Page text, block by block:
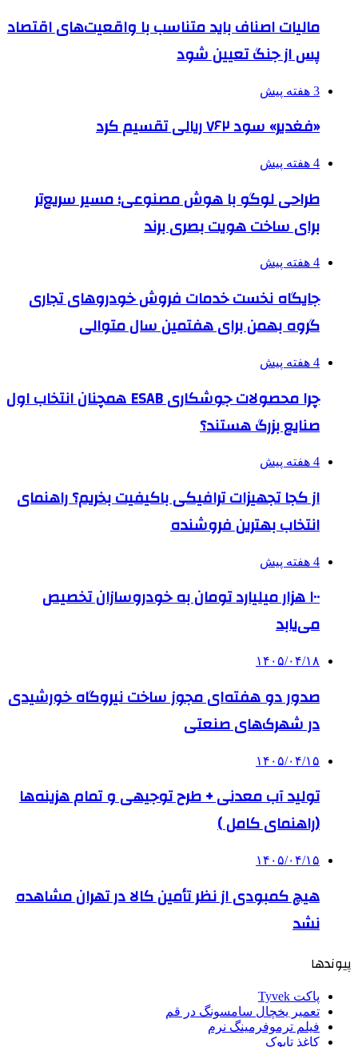
مالیات اصناف باید متناسب با واقعیت‌های اقتصاد
پس از جنگ تعیین شود
3 هفته پیش
«فغدیر» سود ۷۶۲ ریالی تقسیم کرد
4 هفته پیش
طراحی لوگو با هوش مصنوعی؛ مسیر سریع‌تر
برای ساخت هویت بصری برند
4 هفته پیش
جایگاه نخست خدمات فروش خودروهای تجاری
گروه بهمن برای هفتمین سال متوالی
4 هفته پیش
چرا محصولات جوشکاری ESAB همچنان انتخاب اول
صنایع بزرگ هستند؟
4 هفته پیش
از کجا تجهیزات ترافیکی باکیفیت بخریم؟ راهنمای
انتخاب بهترین فروشنده
4 هفته پیش
۱۰۰ هزار میلیارد تومان به خودروسازان تخصیص
می‌یابد
۱۴۰۵/۰۴/۱۸
صدور دو هفته‌ای مجوز ساخت نیروگاه خورشیدی
در شهرک‌های صنعتی
۱۴۰۵/۰۴/۱۵
تولید آب معدنی + طرح توجیهی و تمام هزینه‌ها
(راهنمای کامل )
۱۴۰۵/۰۴/۱۵
هیچ کمبودی از نظر تأمین کالا در تهران مشاهده
نشد
پیوندها
پاکت Tyvek
تعمیر یخچال سامسونگ در قم
فیلم ترموفرمینگ نرم
کاغذ تایوک